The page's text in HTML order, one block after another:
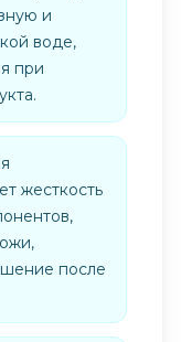
и
воде,
при
жесткость
после